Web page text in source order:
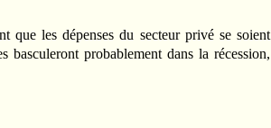
que les dépenses du secteur privé se soient
basculeront probablement dans la récession,